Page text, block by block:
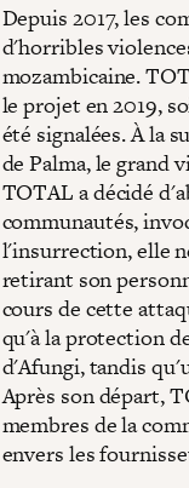
Depuis 2017, les
d'horribles
mozambicaine.
le projet en 2019,
été signalées. À la
de Palma, le grand
TOTAL a décidé
communautés,
l'insurrection, elle
retirant son
cours de cette
qu'à la protection
d'Afungi, tandis
Après son départ,
membres de la
envers les